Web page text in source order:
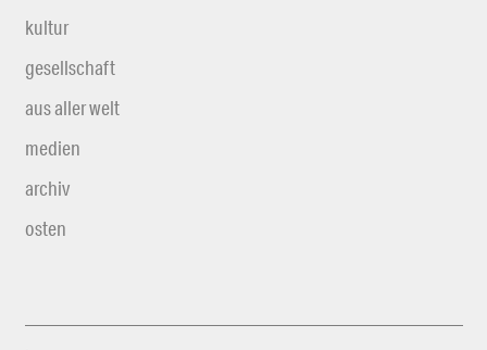
kultur
gesellschaft
aus aller welt
medien
archiv
osten